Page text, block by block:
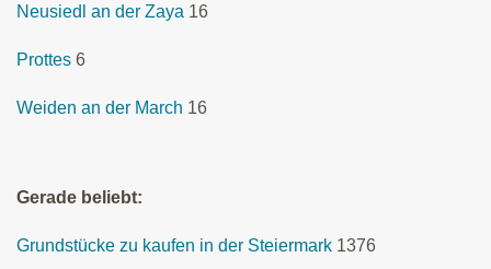
Neusiedl an der Zaya 16
Prottes 6
Weiden an der March 16
Gerade beliebt:
Grundstücke zu kaufen in der Steiermark 1376